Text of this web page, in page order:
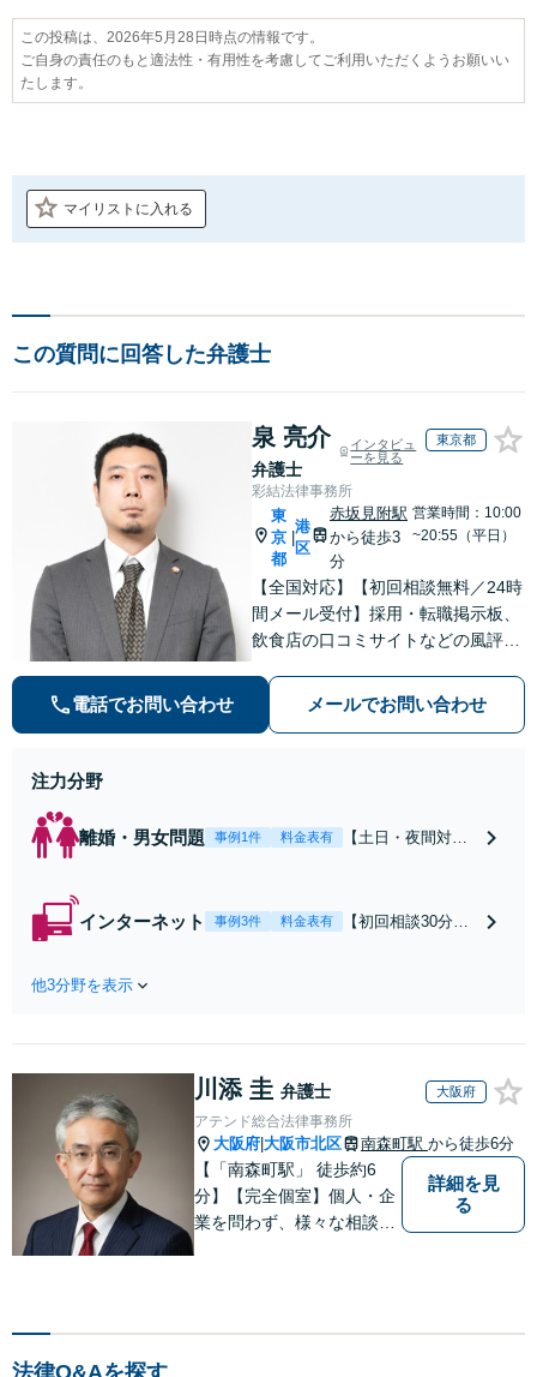
この投稿は、2026年5月28日時点の情報です。
ご自身の責任のもと適法性・有用性を考慮してご利用いただくようお願いい
たします。
マイリストに入れる
この質問に回答した弁護士
泉 亮介
弁護士
インタビュ
ーを見る
東京都
彩結法律事務所
東
京
都
港
区
赤坂見附駅
から徒歩3
分
営業時間：10:00
~20:55（平日）
【全国対応】【初回相談無料／24時
間メール受付】採用・転職掲示板、
飲食店の口コミサイトなどの風評被
の種類を問わず相談可。可能な限り
早期対応で駆けつけサポート【労
電話でお問い合わせ メールでお問い合わせ
注力分野
離婚・男女問題 事例1件 料金表有
【土日・夜間対応
れたら、サインす
負担を軽減「弁護
士の交渉で慰謝料
金額アップ／減額
交渉も対応可」
【完全個室対応】
インターネット 事例3件 料金表有
【初回相談30分無
報開示請求をおこ
お店の風評被害対
策／売り上げ低下
防止のために尽
力」加害者側の対
応可：開示請求の
意見照会が来たと
きの対処法、被害
他3分野を表示
川添 圭 弁護士 大阪府
アテンド総合法律事務所
大阪府 大阪市北区 南森町駅 から徒歩6分
【「南森町駅」 徒歩約6
分】【完全個室】個人・企
業を問わず、様々な相談を
詳細を見
る
法律Q&Aを探す